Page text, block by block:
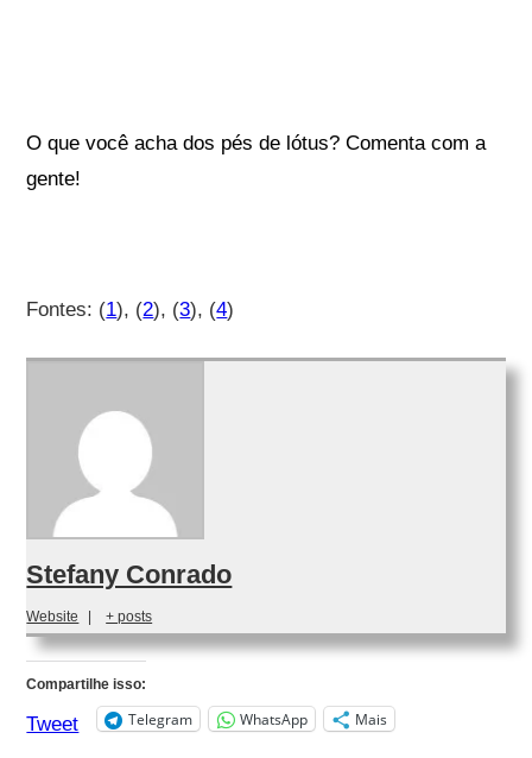
O que você acha dos pés de lótus? Comenta com a
gente!
Fontes: (1), (2), (3), (4)
Stefany Conrado
Website + posts
Compartilhe isso:
Tweet Telegram WhatsApp Mais